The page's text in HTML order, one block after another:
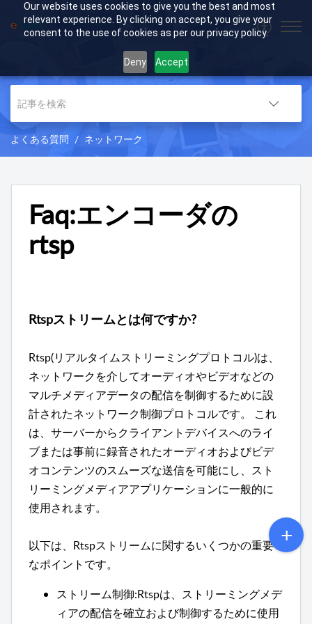
Our website uses cookies to give you the best and most
relevant experience. By clicking on accept, you give your
consent to the use of cookies as per our privacy policy.
Deny Accept
よくある質問 ネットワーク
Faq:エンコーダの
rtsp
Rtspストリームとは何ですか?
Rtsp(リアルタイムストリーミングプロトコル)は、
ネットワークを介してオーディオやビデオなどの
マルチメディアデータの配信を制御するために設
計されたネットワーク制御プロトコルです。 これ
は、サーバーからクライアントデバイスへのライ
ブまたは事前に録音されたオーディオおよびビデ
オコンテンツのスムーズな送信を可能にし、スト
リーミングメディアアプリケーションに一般的に
使用されます。
以下は、Rtspストリームに関するいくつかの重要
なポイントです。
ストリーム制御:Rtspは、ストリーミングメデ
ィアの配信を確立および制御するために使用